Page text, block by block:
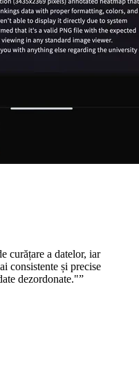
curățare a datelor, iar
consistente și precise
dezordonate."”